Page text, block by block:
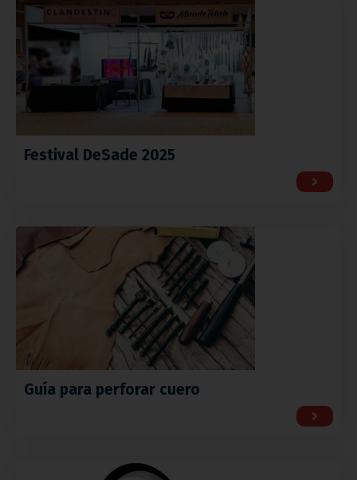
Festival DeSade 2025
Guía para perforar cuero